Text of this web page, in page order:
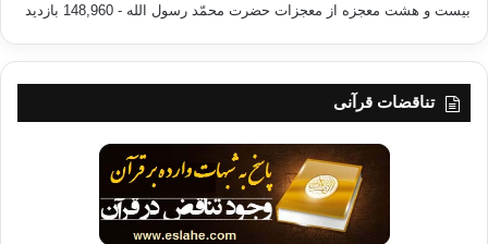
بیست و هشت معجزه از معجزات حضرت محمّد رسول الله - 148,960 بازدید
تناقضات قرآنی